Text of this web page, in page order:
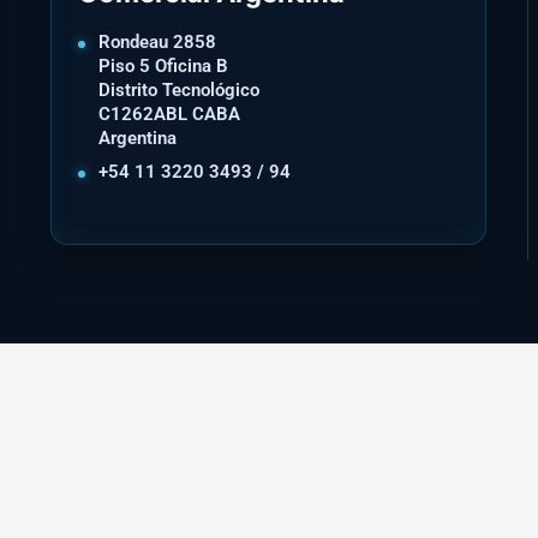
Rondeau 2858
Piso 5 Oficina B
Distrito Tecnológico
C1262ABL CABA
Argentina
+54 11 3220 3493 / 94